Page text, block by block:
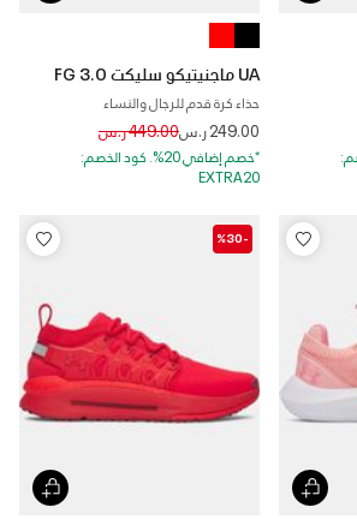
Price
UA ماجنيتيكو سليكت 3.0 FG
حذاء كرة قدم للرجال والنساء
249.00 ر.س Price reduced from
449.00 ر.س to
*خصم إضافي 20%. كود الخصم:
EXTRA20
-%30